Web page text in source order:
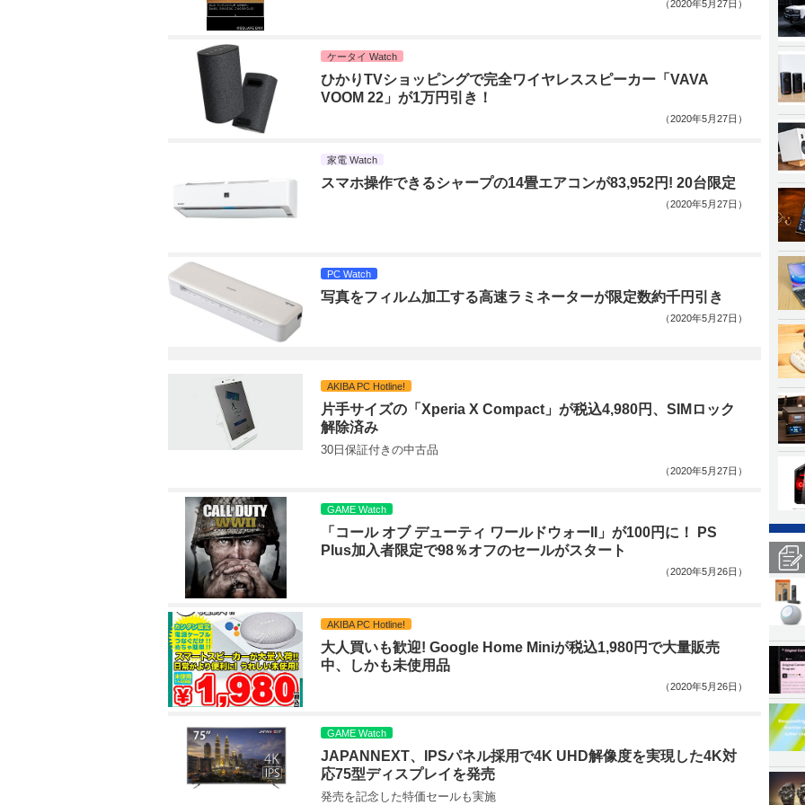
（2020年5月27日）
ケータイ Watch
ひかりTVショッピングで完全ワイヤレススピーカー「VAVA
VOOM 22」が1万円引き！
（2020年5月27日）
家電 Watch
スマホ操作できるシャープの14畳エアコンが83,952円! 20台限定
（2020年5月27日）
PC Watch
写真をフィルム加工する高速ラミネーターが限定数約千円引き
（2020年5月27日）
AKIBA PC Hotline!
片手サイズの「Xperia X Compact」が税込4,980円、SIMロック
解除済み
30日保証付きの中古品
（2020年5月27日）
GAME Watch
「コール オブ デューティ ワールドウォーII」が100円に！ PS
Plus加入者限定で98％オフのセールがスタート
（2020年5月26日）
AKIBA PC Hotline!
大人買いも歓迎! Google Home Miniが税込1,980円で大量販売
中、しかも未使用品
（2020年5月26日）
GAME Watch
JAPANNEXT、IPSパネル採用で4K UHD解像度を実現した4K対
応75型ディスプレイを発売
発売を記念した特価セールも実施